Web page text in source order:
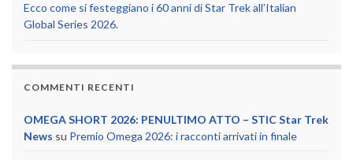
Ecco come si festeggiano i 60 anni di Star Trek all’Italian
Global Series 2026.
COMMENTI RECENTI
OMEGA SHORT 2026: PENULTIMO ATTO – STIC Star Trek
News su Premio Omega 2026: i racconti arrivati in finale